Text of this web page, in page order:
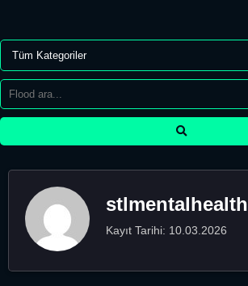
stlmentalhealth
Kayıt Tarihi: 10.03.2026